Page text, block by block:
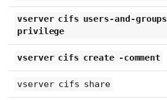
vserver cifs users-and-groups
privilege
vserver cifs create -comment
vserver cifs share